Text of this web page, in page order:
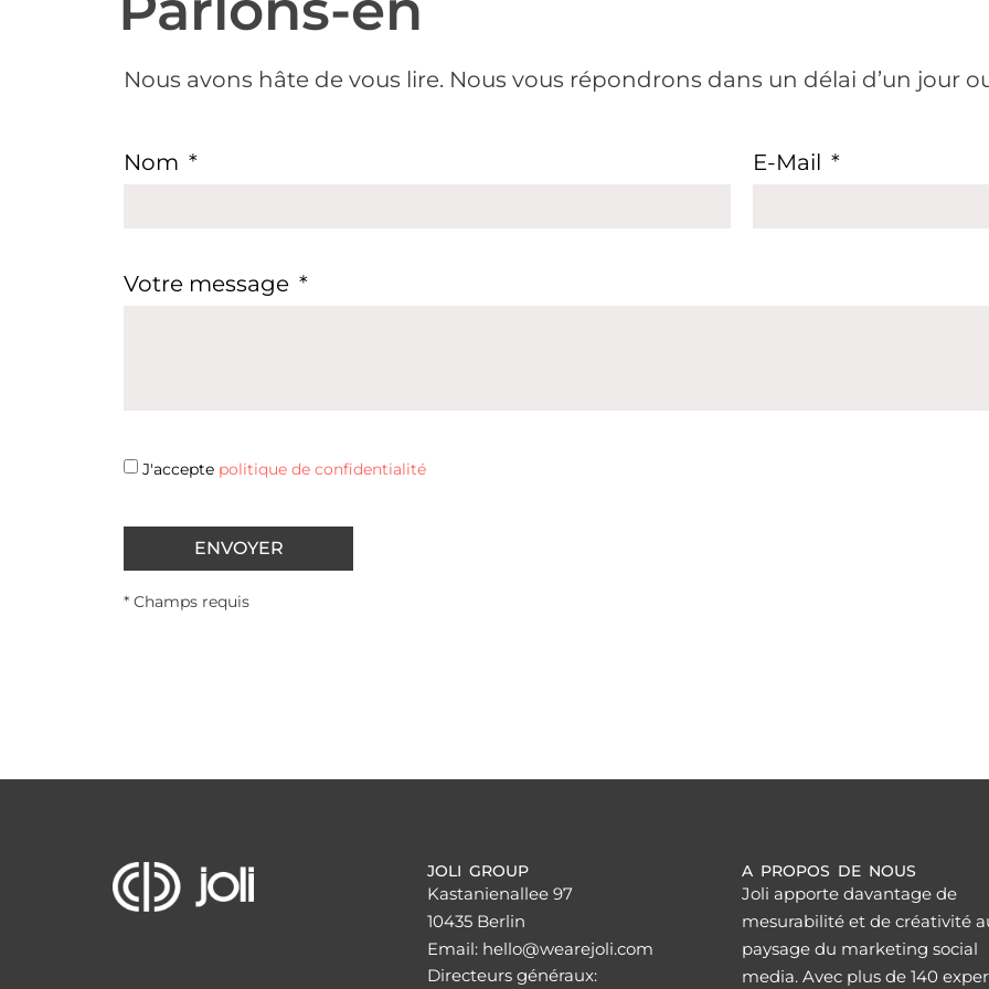
Nous avons hâte de vous lire. Nous vous répondrons dans un délai d’un jour
Nom E-Mail
Votre message
J'accepte politique de confidentialité
ENVOYER
* Champs requis
JOLI GROUP
Kastanienallee 97
10435 Berlin
Email: hello@wearejoli.com
Directeurs généraux:
A PROPOS DE NOUS
Joli apporte davantage de
mesurabilité et de créativité
paysage du marketing social
media. Avec plus de 140